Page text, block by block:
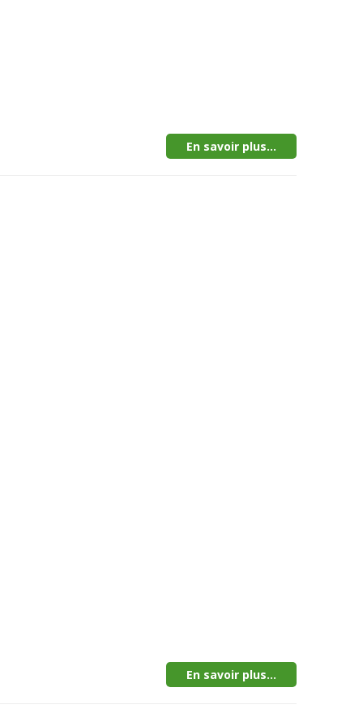
En savoir plus...
En savoir plus...